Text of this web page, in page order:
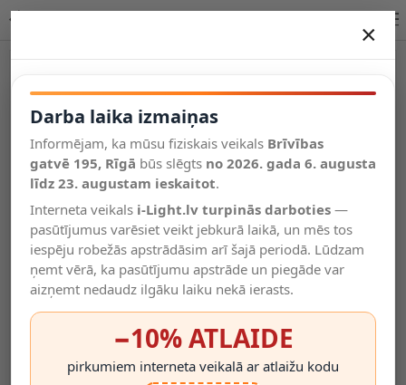
Salīdzināt
Vēlmju
saraksts
Valodas
×
Darba laika izmaiņas
Informējam, ka mūsu fiziskais veikals Brīvības
gatvē 195, Rīgā būs slēgts no 2026. gada 6. augusta
līdz 23. augustam ieskaitot.
Interneta veikals i-Light.lv turpinās darboties —
pasūtījumus varēsiet veikt jebkurā laikā, un mēs tos
iespēju robežās apstrādāsim arī šajā periodā. Lūdzam
ņemt vērā, ka pasūtījumu apstrāde un piegāde var
aizņemt nedaudz ilgāku laiku nekā ierasts.
−10% ATLAIDE
pirkumiem interneta veikalā ar atlaižu kodu